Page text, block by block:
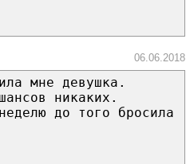
06.06.2018
мне девушка.
никаких.
до того бросила